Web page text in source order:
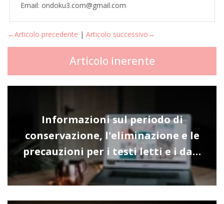
Email: ondoku3.com@gmail.com
←Articolo precedente | Articolo successivo→
Articolo inerente
Informazioni sul periodo di
conservazione, l'eliminazione e le
precauzioni per i testi letti e i da…